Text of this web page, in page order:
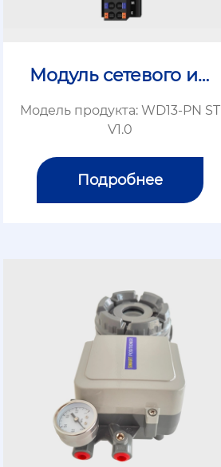
Модуль сетевого ин
терфейса
Модель продукта: WD13-PN ST
V1.0
Подробнее